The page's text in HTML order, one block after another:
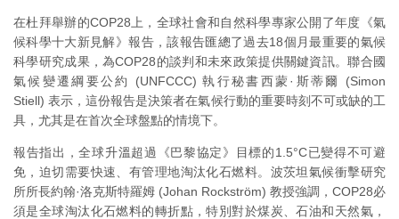
在杜拜舉辦的COP28上，全球社會和自然科學專家公開了年度《氣
候科學十大新見解》報告，該報告匯總了過去18個月最重要的氣候
科學研究成果，為COP28的談判和未來政策提供關鍵資訊。聯合國
氣候變遷綱要公約 (UNFCCC) 執行秘書西蒙·斯蒂爾 (Simon
Stiell) 表示，這份報告是決策者在氣候行動的重要時刻不可或缺的工
具，尤其是在首次全球盤點的情境下。
報告指出，全球升溫超過《巴黎協定》目標的1.5°C已變得不可避
免，迫切需要快速、有管理地淘汰化石燃料。波茨坦氣候衝擊研究
所所長約翰·洛克斯特羅姆 (Johan Rockström) 教授強調，COP28必
須是全球淘汰化石燃料的轉折點，特別對於煤炭、石油和天然氣，